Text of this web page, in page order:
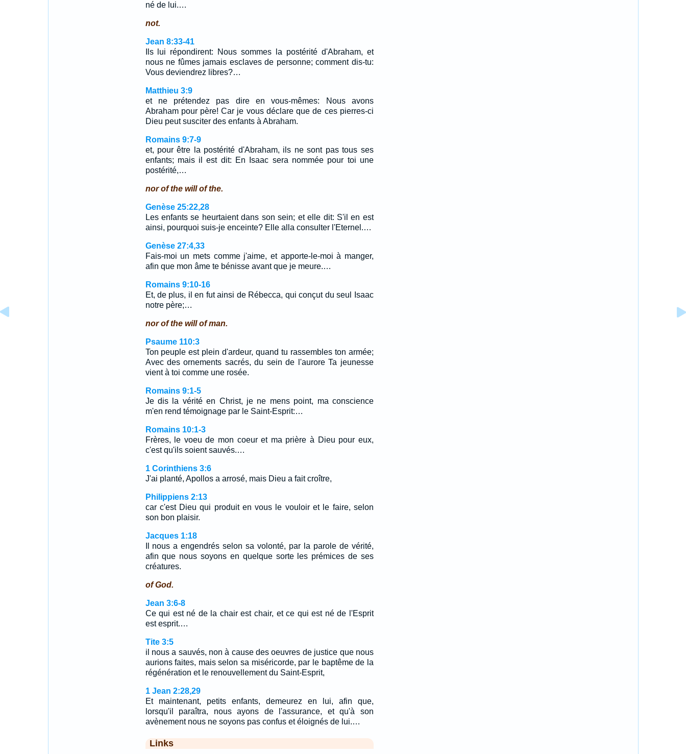
né de lui.…
not.
Jean 8:33-41
Ils lui répondirent: Nous sommes la postérité d'Abraham, et
nous ne fûmes jamais esclaves de personne; comment dis-tu:
Vous deviendrez libres?…
Matthieu 3:9
et ne prétendez pas dire en vous-mêmes: Nous avons
Abraham pour père! Car je vous déclare que de ces pierres-ci
Dieu peut susciter des enfants à Abraham.
Romains 9:7-9
et, pour être la postérité d'Abraham, ils ne sont pas tous ses
enfants; mais il est dit: En Isaac sera nommée pour toi une
postérité,…
nor of the will of the.
Genèse 25:22,28
Les enfants se heurtaient dans son sein; et elle dit: S'il en est
ainsi, pourquoi suis-je enceinte? Elle alla consulter l'Eternel.…
Genèse 27:4,33
Fais-moi un mets comme j'aime, et apporte-le-moi à manger,
afin que mon âme te bénisse avant que je meure.…
Romains 9:10-16
Et, de plus, il en fut ainsi de Rébecca, qui conçut du seul Isaac
notre père;…
nor of the will of man.
Psaume 110:3
Ton peuple est plein d'ardeur, quand tu rassembles ton armée;
Avec des ornements sacrés, du sein de l'aurore Ta jeunesse
vient à toi comme une rosée.
Romains 9:1-5
Je dis la vérité en Christ, je ne mens point, ma conscience
m'en rend témoignage par le Saint-Esprit:…
Romains 10:1-3
Frères, le voeu de mon coeur et ma prière à Dieu pour eux,
c'est qu'ils soient sauvés.…
1 Corinthiens 3:6
J'ai planté, Apollos a arrosé, mais Dieu a fait croître,
Philippiens 2:13
car c'est Dieu qui produit en vous le vouloir et le faire, selon
son bon plaisir.
Jacques 1:18
Il nous a engendrés selon sa volonté, par la parole de vérité,
afin que nous soyons en quelque sorte les prémices de ses
créatures.
of God.
Jean 3:6-8
Ce qui est né de la chair est chair, et ce qui est né de l'Esprit
est esprit.…
Tite 3:5
il nous a sauvés, non à cause des oeuvres de justice que nous
aurions faites, mais selon sa miséricorde, par le baptême de la
régénération et le renouvellement du Saint-Esprit,
1 Jean 2:28,29
Et maintenant, petits enfants, demeurez en lui, afin que,
lorsqu'il paraîtra, nous ayons de l'assurance, et qu'à son
avènement nous ne soyons pas confus et éloignés de lui.…
Links